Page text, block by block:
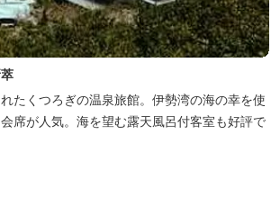
たくつろぎの温泉旅館。伊勢湾の海の幸を使
席が人気。海を望む露天風呂付客室も好評で